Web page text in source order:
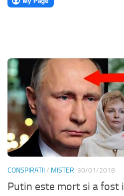
CONSPIRATII/ MISTER 30/01/2018
Putin este mort si a fost